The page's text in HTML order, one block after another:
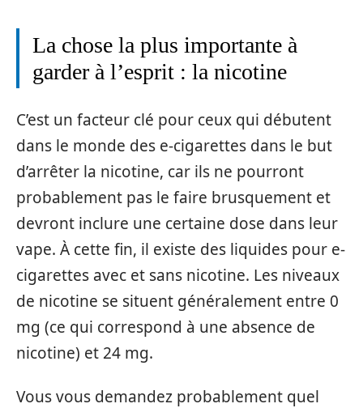
La chose la plus importante à
garder à l’esprit : la nicotine
C’est un facteur clé pour ceux qui débutent
dans le monde des e-cigarettes dans le but
d’arrêter la nicotine, car ils ne pourront
probablement pas le faire brusquement et
devront inclure une certaine dose dans leur
vape. À cette fin, il existe des liquides pour e-
cigarettes avec et sans nicotine. Les niveaux
de nicotine se situent généralement entre 0
mg (ce qui correspond à une absence de
nicotine) et 24 mg.
Vous vous demandez probablement quel